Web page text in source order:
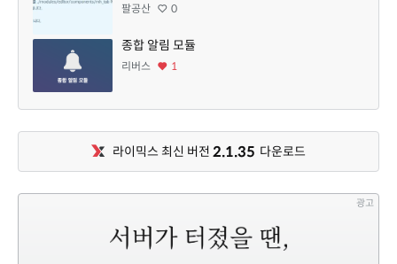
팔공산 0
종합 알림 모듈
리버스 1
라이믹스 최신 버전 2.1.35 다운로드
광고